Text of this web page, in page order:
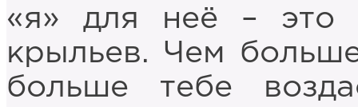
«я» для неё – это
крыльев. Чем
больше тебе